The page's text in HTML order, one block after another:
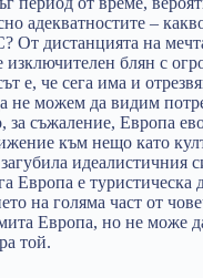
адекватностите –
От дистанцията на
блян с
е, че сега има и
не можем да видим
за съжаление, Европа
към нещо като
идеалистичния
Европа е туристическа
на голяма част от
Европа, но не може
той.